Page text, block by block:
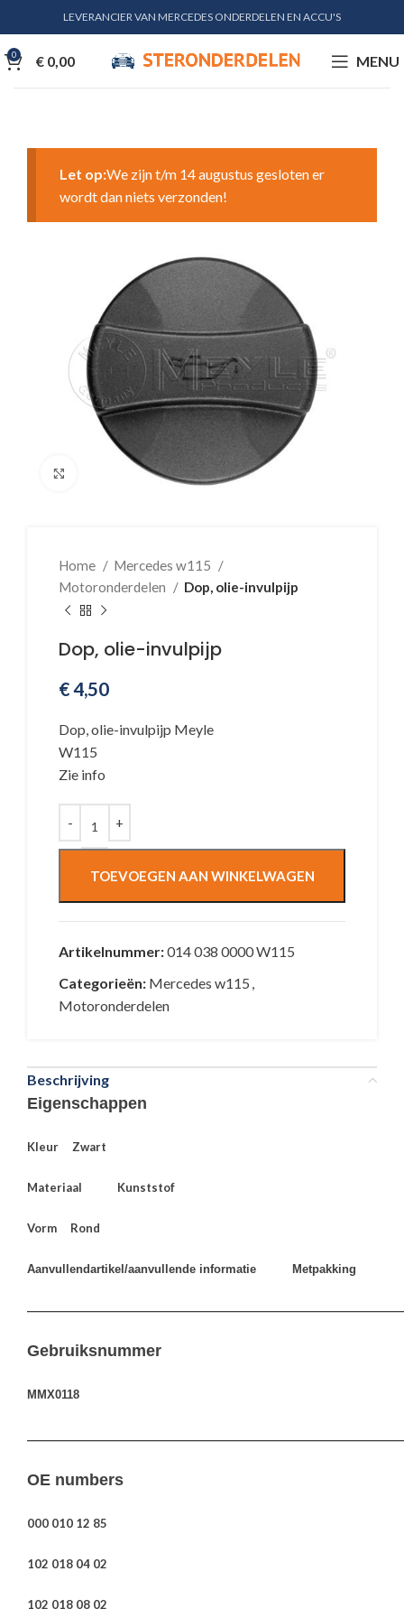
LEVERANCIER VAN MERCEDES ONDERDELEN EN ACCU'S
0 € 0,00 MENU
Let op:We zijn t/m 14 augustus gesloten er
wordt dan niets verzonden!
Klik voor vergroting
Home
Mercedes w115
Motoronderdelen
Dop, olie-invulpijp
Dop, olie-invulpijp
€4,50
Dop, olie-invulpijp Meyle
W115
Zie info
TOEVOEGEN AAN WINKELWAGEN
Artikelnummer:014 038 0000 W115
Categorieën: Mercedes w115 ,
Motoronderdelen
Beschrijving
Eigenschappen
Kleur Zwart
Materiaal Kunststof
Vorm Rond
Aanvullendartikel/aanvullende informatie Metpakking
Gebruiksnummer
MMX0118
OE numbers
000 010 12 85
102 018 04 02
102 018 08 02